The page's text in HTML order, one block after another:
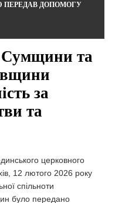
ПЕРЕДАВ ДОПОМОГУ
та
за
та
церковного
12 лютого 2026 року
спільноти
було передано